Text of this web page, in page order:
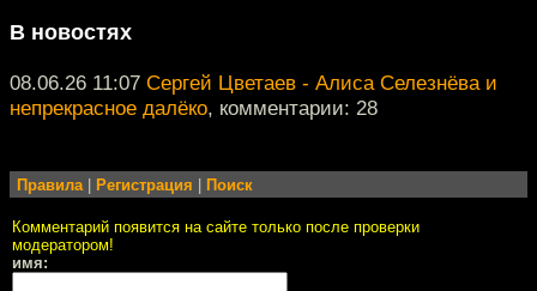
В новостях
08.06.26 11:07 Сергей Цветаев - Алиса Селезнёва и
непрекрасное далёко, комментарии: 28
Правила| Регистрация Поиск
Комментарий появится на сайте только после проверки
модератором!
имя: